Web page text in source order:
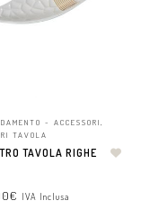
- ACCESSORI
TAVOLA
TAVOLA RIGHE
€ IVA Inclusa